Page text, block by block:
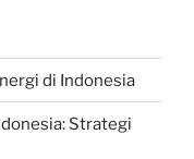
di Indonesia
Strategi